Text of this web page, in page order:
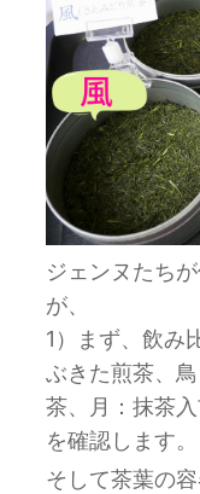
ジェンヌたち
が、
1）まず、飲み
ぶきた煎茶、
茶、月：抹茶
を確認します。
そして茶葉の